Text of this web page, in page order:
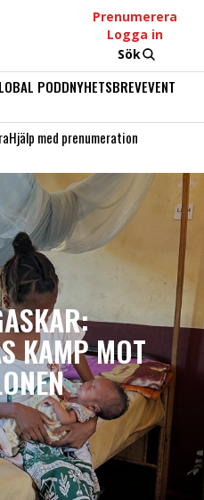
Prenumerera
Logga in
Sök
PODDNYHETSBREVEVENT
Hjälp med prenumeration
KAMP MOT